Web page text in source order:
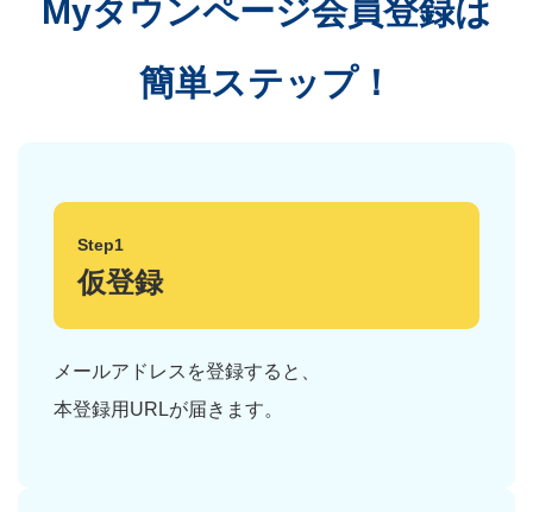
Myタウンページ会員登録は
簡単ステップ！
Step1
仮登録
メールアドレスを登録すると、
本登録用URLが届きます。